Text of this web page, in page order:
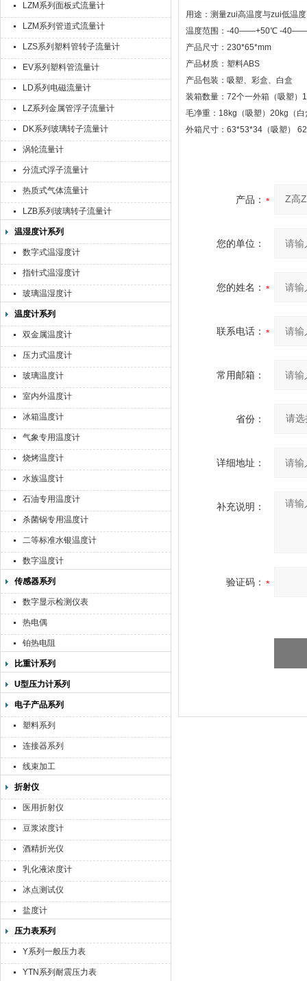
LZM系列面板式流量计
LZM系列管道式流量计
LZS系列塑料管转子流量计
EV系列塑料管流量计
LD系列电磁流量计
LZ系列金属管浮子流量计
DK系列玻璃转子流量计
涡轮流量计
分流式浮子流量计
热质式气体流量计
LZB系列玻璃转子流量计
温湿度计系列
数字式温湿度计
指针式温湿度计
玻璃温湿度计
温度计系列
双金属温度计
压力式温度计
玻璃温度计
室内外温度计
冰箱温度计
气象专用温度计
烧烤温度计
水族温度计
石油专用温度计
杀菌锅专用温度计
二等标准水银温度计
数字温度计
传感器系列
数字显示检测仪表
热电偶
铂热电阻
比重计系列
U型压力计系列
电子产品系列
塑料系列
连接器系列
线束加工
折射仪
医用折射仪
豆浆浓度计
酒精折光仪
乳化液浓度计
冰点测试仪
盐度计
压力表系列
Y系列一般压力表
YTN系列耐震压力表
用途：测量zui高温度与zui低温度
温度范围：-40——+50℃ -
产品尺寸：230*65*mm
产品材质：塑料ABS
产品包装：吸塑、彩盒、白盒
装箱数量：72个一外箱（吸塑）
毛净重：18kg（吸塑）20kg（白
外箱尺寸：63*53*34（吸塑）
产品：
您的单位：
您的姓名：
联系电话：
常用邮箱：
省份：
详细地址：
补充说明：
验证码：